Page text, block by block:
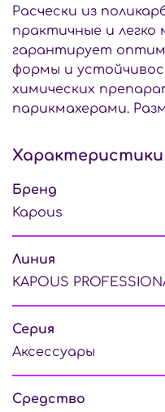
Расчески из
практичные и
гарантирует
формы и
химических
парикмахерами.
Характеристики
Бренд
Kapous
Линия
KAPOUS
Серия
Аксессуары
Средство